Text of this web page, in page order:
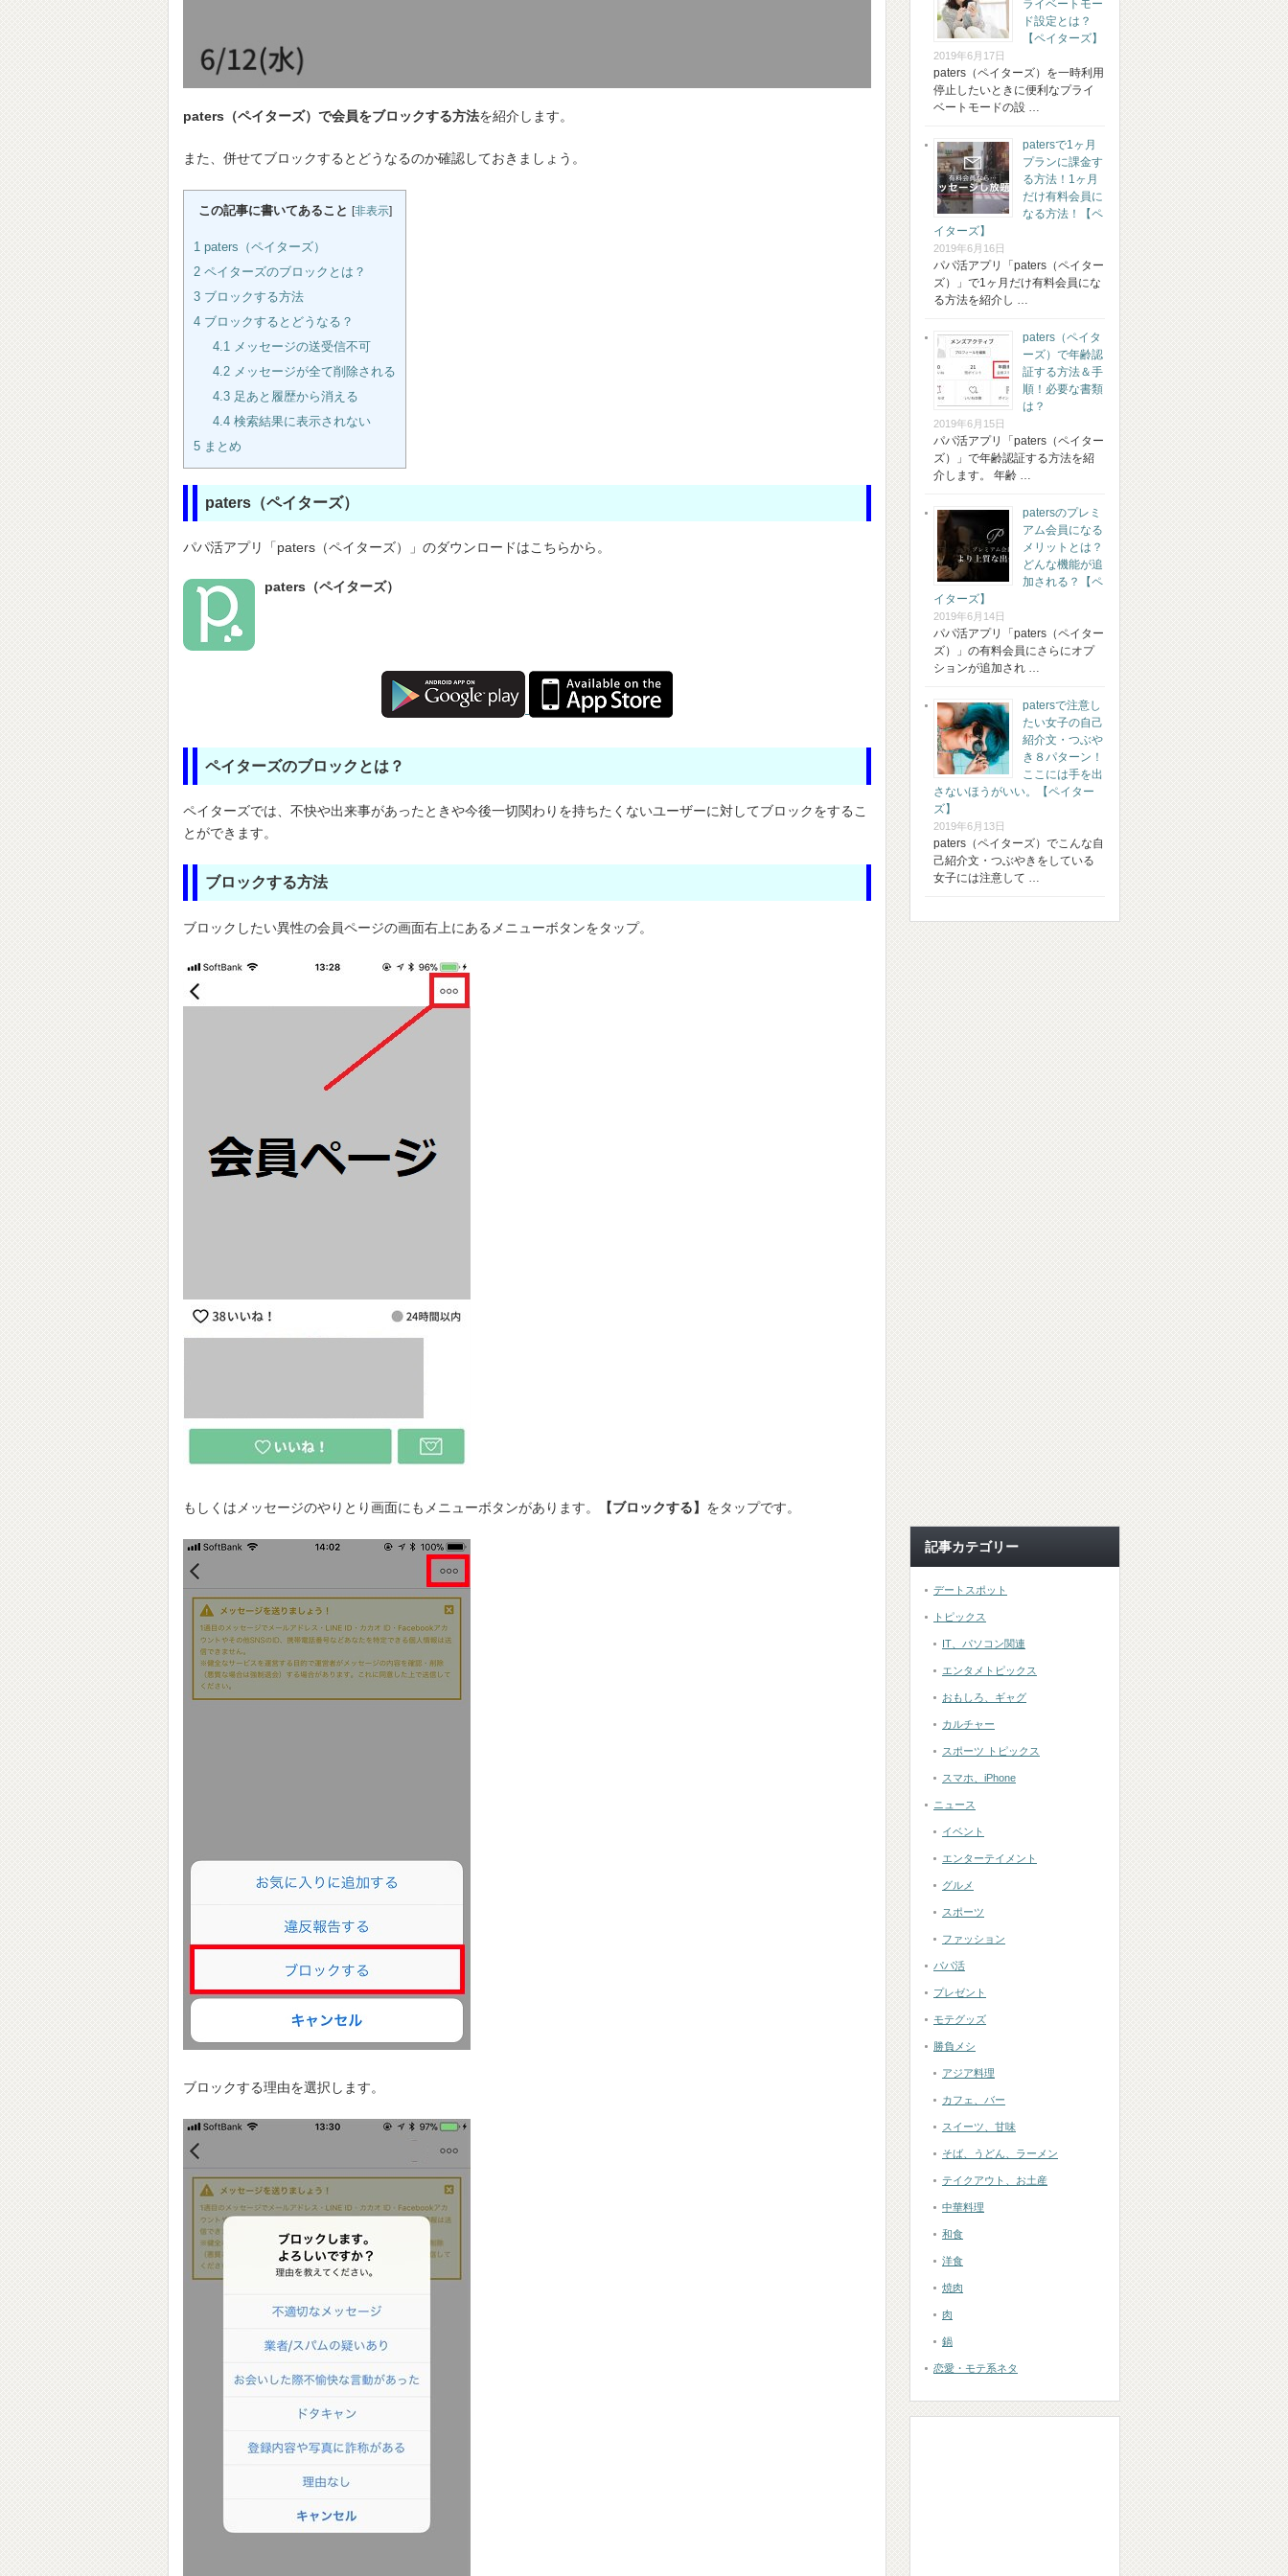
paters（ペイターズ）で会員をブロックする方法を紹介します。
また、併せてブロックするとどうなるのか確認しておきましょう。
この記事に書いてあること [非表示]
1 paters（ペイターズ）
2 ペイターズのブロックとは？
3 ブロックする方法
4 ブロックするとどうなる？
4.1 メッセージの送受信不可
4.2メッセージが全て削除される
4.3足あと履歴から消える
4.4検索結果に表示されない
5 まとめ
paters（ペイターズ）
パパ活アプリ「paters（ペイターズ）」のダウンロードはこちらから。
paters（ペイターズ）
ペイターズのブロックとは？
ペイターズでは、不快や出来事があったときや今後一切関わりを持ちたくないユーザーに対してブロックをするこ
とができます。
ブロックする方法
ブロックしたい異性の会員ページの画面右上にあるメニューボタンをタップ。
もしくはメッセージのやりとり画面にもメニューボタンがあります。 【ブロックする】 をタップです。
ブロックする理由を選択します。
ライベートモー
ド設定とは？
【ペイターズ】
2019年6月17日
paters（ペイターズ）を一時利用
停止したいときに便利なプライ
ベートモードの設 …
patersで1ヶ月
プランに課金す
る方法！1ヶ月
だけ有料会員に
なる方法！【ペ
イターズ】
2019年6月16日
パパ活アプリ「paters（ペイター
ズ）」で1ヶ月だけ有料会員にな
る方法を紹介し …
paters（ペイタ
ーズ）で年齢認
証する方法＆手
順！必要な書類
は？
2019年6月15日
パパ活アプリ「paters（ペイター
ズ）」で年齢認証する方法を紹
介します。 年齢 …
patersのプレミ
アム会員になる
メリットとは？
どんな機能が追
加される？【ペ
イターズ】
2019年6月14日
パパ活アプリ「paters（ペイター
ズ）」の有料会員にさらにオプ
ションが追加され …
patersで注意し
たい女子の自己
紹介文・つぶや
き８パターン！
ここには手を出
さないほうがいい。【ペイター
ズ】
2019年6月13日
paters（ペイターズ）でこんな自
己紹介文・つぶやきをしている
女子には注意して …
記事カテゴリー
デートスポット
トピックス
IT、パソコン関連
エンタメトピックス
おもしろ、ギャグ
カルチャー
スポーツ トピックス
スマホ、iPhone
ニュース
イベント
エンターテイメント
グルメ
スポーツ
ファッション
パパ活
プレゼント
モテグッズ
勝負メシ
アジア料理
カフェ、バー
スイーツ、甘味
そば、うどん、ラーメン
テイクアウト、お土産
中華料理
和食
洋食
焼肉
肉
鍋
恋愛・モテ系ネタ